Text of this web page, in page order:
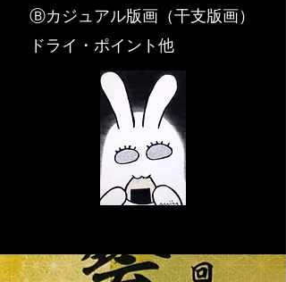
​Ⓑカジュアル版画（干支版画）
ドライ・ポイント他